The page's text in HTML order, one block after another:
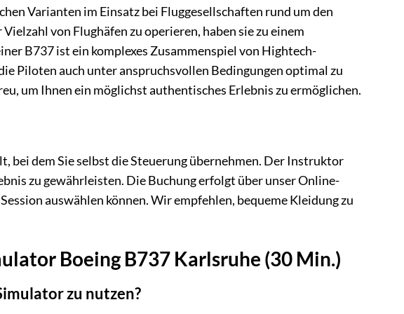
Varianten im Einsatz bei Fluggesellschaften rund um den
von Flughäfen zu operieren, haben sie zu einem
B737 ist ein komplexes Zusammenspiel von Hightech-
Piloten auch unter anspruchsvollen Bedingungen optimal zu
um Ihnen ein möglichst authentisches Erlebnis zu ermöglichen.
bei dem Sie selbst die Steuerung übernehmen. Der Instruktor
zu gewährleisten. Die Buchung erfolgt über unser Online-
auswählen können. Wir empfehlen, bequeme Kleidung zu
Boeing B737 Karlsruhe (30 Min.)
zu nutzen?